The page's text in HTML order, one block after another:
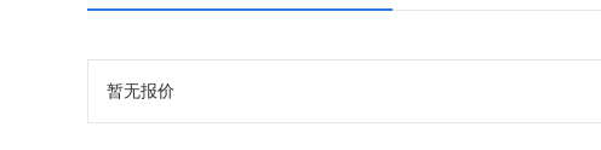
暂无报价